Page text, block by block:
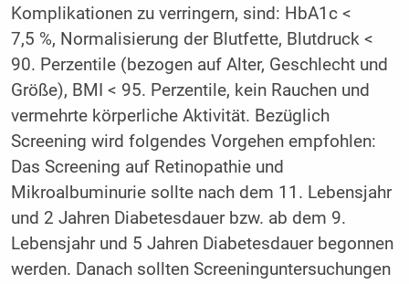
Komplikationen zu verringern, sind: HbA1c <
7,5 %, Normalisierung der Blutfette, Blutdruck <
90. Perzentile (bezogen auf Alter, Geschlecht und
Größe), BMI < 95. Perzentile, kein Rauchen und
vermehrte körperliche Aktivität. Bezüglich
Screening wird folgendes Vorgehen empfohlen:
Das Screening auf Retinopathie und
Mikroalbuminurie sollte nach dem 11. Lebensjahr
und 2 Jahren Diabetesdauer bzw. ab dem 9.
Lebensjahr und 5 Jahren Diabetesdauer begonnen
werden. Danach sollten Screeninguntersuchungen